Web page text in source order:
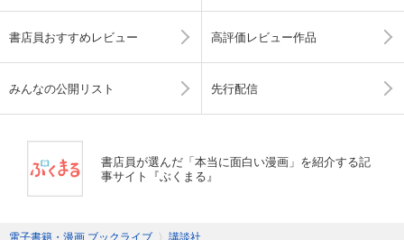
書店員おすすめレビュー 高評価レビュー作品
みんなの公開リスト 先行配信
書店員が選んだ「本当に面白い漫画」を紹介する記
事サイト『ぶくまる』
電子書籍・漫画 ブックライブ 〉 講談社